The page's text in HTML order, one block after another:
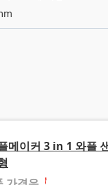
메이커 3 in 1 와플